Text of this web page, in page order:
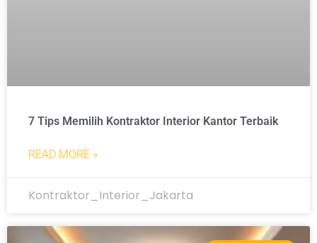
7 Tips Memilih Kontraktor Interior Kantor Terbaik
READ MORE »
Kontraktor_Interior_Jakarta